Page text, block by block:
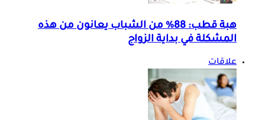
هبة قطب: 88% من الشباب يعانون من هذه
المشكلة في بداية الزواج
علاقات